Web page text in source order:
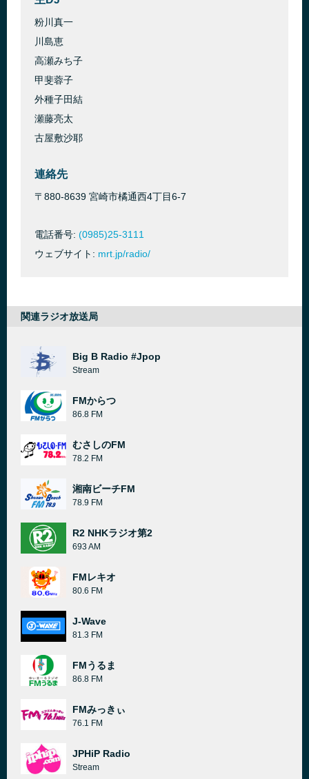
粉川真一
川島恵
高瀬みち子
甲斐蓉子
外種子田結
瀬藤亮太
古屋敷沙耶
連絡先
〒880-8639 宮崎市橘通西4丁目6-7
電話番号: (0985)25-3111
ウェブサイト: mrt.jp/radio/
関連ラジオ放送局
Big B Radio #Jpop
Stream
FMからつ
86.8 FM
むさしのFM
78.2 FM
湘南ビーチFM
78.9 FM
R2 NHKラジオ第2
693 AM
FMレキオ
80.6 FM
J-Wave
81.3 FM
FMうるま
86.8 FM
FMみっきぃ
76.1 FM
JPHiP Radio
Stream